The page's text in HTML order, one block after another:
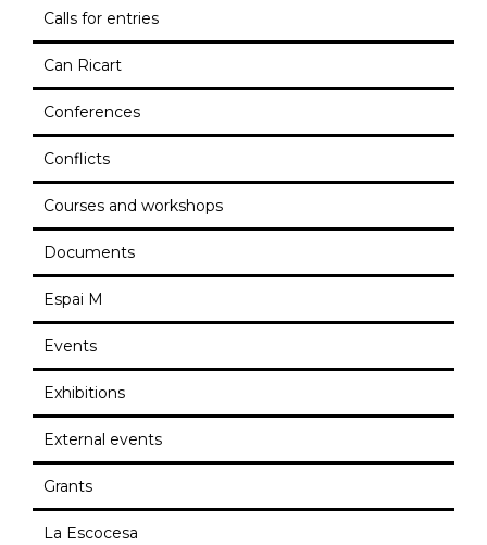
Calls for entries
Can Ricart
Conferences
Conflicts
Courses and workshops
Documents
Espai M
Events
Exhibitions
External events
Grants
La Escocesa